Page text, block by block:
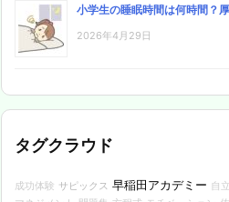
小学生の睡眠時間は何時間？
2026年4月29日
タグクラウド
成功体験 サピックス 早稲田アカデミー 自立